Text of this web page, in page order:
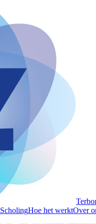
ScholingHoe het werktOver